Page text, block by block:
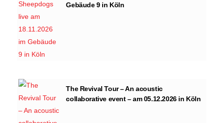
Gebäude 9 in Köln
The Revival Tour – An acoustic
collaborative event – am 05.12.2026 in Köln